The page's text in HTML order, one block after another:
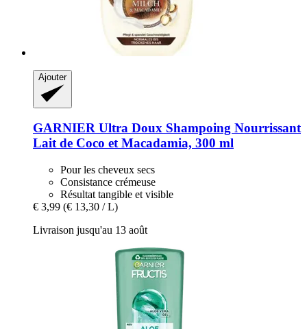
Ajouter
GARNIER Ultra Doux Shampoing Nourrissant
Lait de Coco et Macadamia, 300 ml
Pour les cheveux secs
Consistance crémeuse
Résultat tangible et visible
€ 3,99 (€ 13,30 / L)
Livraison jusqu'au 13 août